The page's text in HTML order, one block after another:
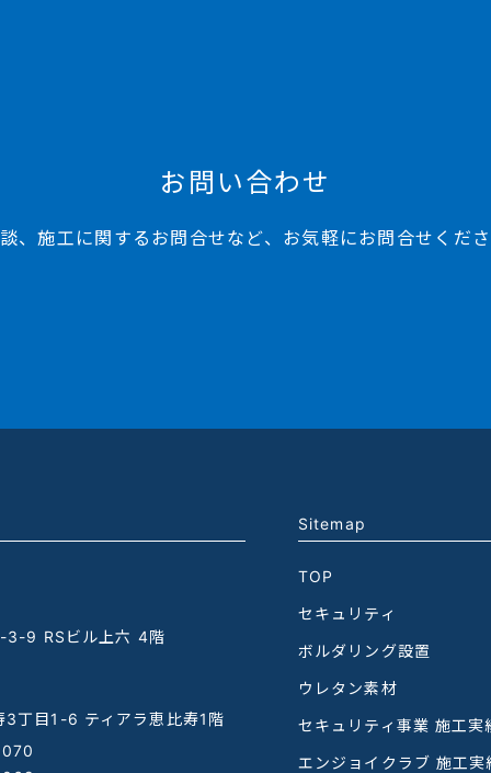
お問い合わせ
、施工に関するお問合せなど、お気軽にお問合せくださ
3-9 RSビル上六 4階
3丁目1-6 ティアラ恵比寿1階
Sitemap
TOP
セキュリティ
ボルダリング設置
ウレタン素材
セキュリティ事業 施工実
エンジョイクラブ 施工実